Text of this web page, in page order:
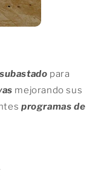
para
mejorando sus
programas de